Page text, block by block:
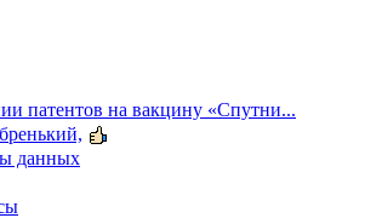
патентов на вакцину «Спутни...
данных